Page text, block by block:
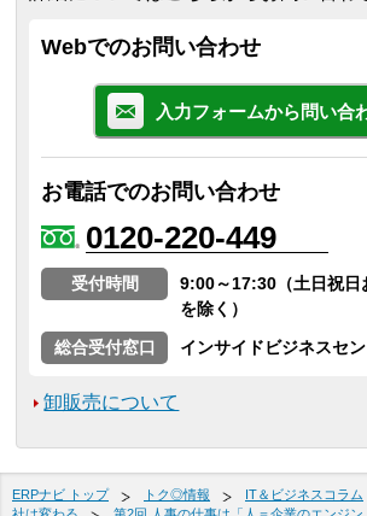
Webでのお問い合わせ
入力フォームから問い合
お電話でのお問い合わせ
0120-220-449
受付時間
9:00～17:30（土日祝日
を除く）
総合受付窓口
インサイドビジネスセ
卸販売について
ERPナビ トップ トク◎情報 IT＆ビジネスコラム
社は変わる
第2回 人事の仕事は「人＝企業のエンジン